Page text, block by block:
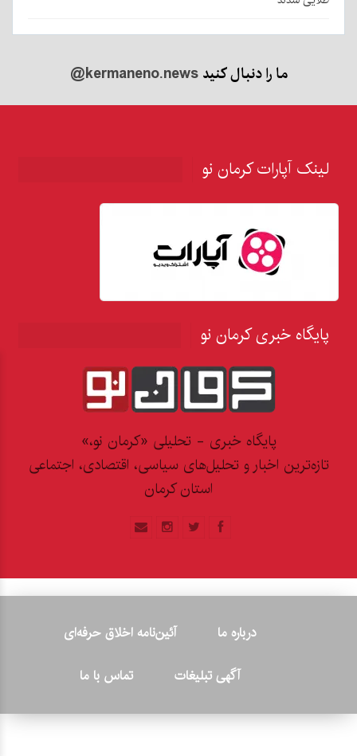
ما را دنبال کنید@kermaneno.news
لینک آپارات کرمان نو
پایگاه خبری کرمان نو
پایگاه خبری - تحلیلی «کرمان نو،»
تازه‌ترین اخبار و تحلیل‌های سیاسی، اقتصادی، اجتماعی
استان کرمان
درباره ما
آئین‌نامه اخلاق حرفه‌ای
آگهی تبلیغات
تماس با ما